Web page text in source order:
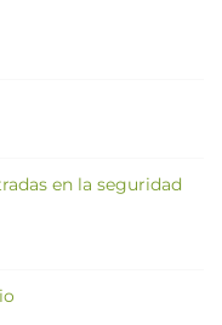
en la seguridad